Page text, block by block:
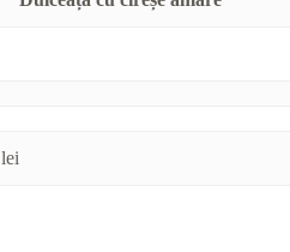
lei